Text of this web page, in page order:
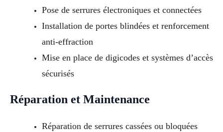
Pose de serrures électroniques et connectées
Installation de portes blindées et renforcement
anti-effraction
Mise en place de digicodes et systèmes d’accès
sécurisés
Réparation et Maintenance
Réparation de serrures cassées ou bloquées